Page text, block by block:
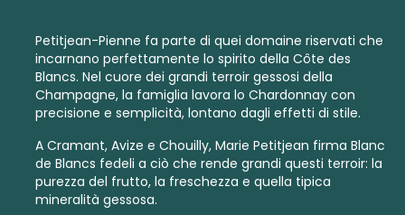
Petitjean-Pienne fa parte di quei domaine riservati che
incarnano perfettamente lo spirito della Côte des
Blancs. Nel cuore dei grandi terroir gessosi della
Champagne, la famiglia lavora lo Chardonnay con
precisione e semplicità, lontano dagli effetti di stile.
A Cramant, Avize e Chouilly, Marie Petitjean firma Blanc
de Blancs fedeli a ciò che rende grandi questi terroir: la
purezza del frutto, la freschezza e quella tipica
mineralità gessosa.